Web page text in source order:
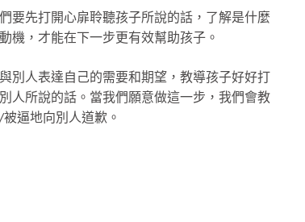
要先打開心扉聆聽孩子所說的話，了解是什麼
機，才能在下一步更有效幫助孩子。
別人表達自己的需要和期望，教導孩子好好打
人所說的話。當我們願意做這一步，我們會教
逼地向別人道歉。